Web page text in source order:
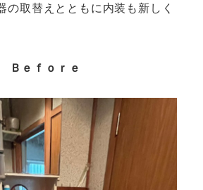
の取替えとともに内装も新しく
Ｂｅｆｏｒｅ